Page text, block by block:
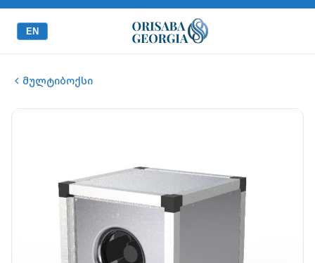
EN
მულტიბოქსი